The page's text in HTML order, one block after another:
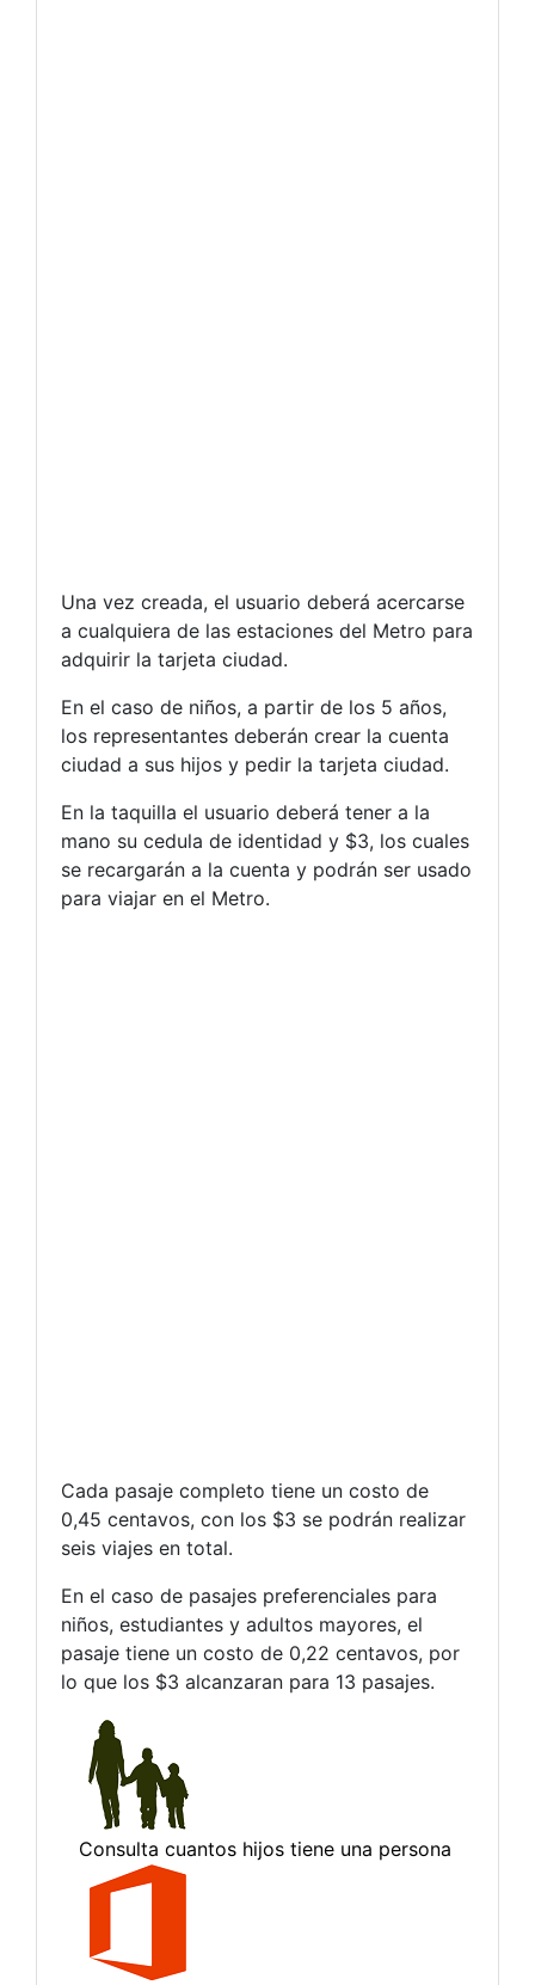
Una vez creada, el usuario deberá acercarse
a cualquiera de las estaciones del Metro para
adquirir la tarjeta ciudad.
En el caso de niños, a partir de los 5 años,
los representantes deberán crear la cuenta
ciudad a sus hijos y pedir la tarjeta ciudad.
En la taquilla el usuario deberá tener a la
mano su cedula de identidad y $3, los cuales
se recargarán a la cuenta y podrán ser usado
para viajar en el Metro.
Cada pasaje completo tiene un costo de
0,45 centavos, con los $3 se podrán realizar
seis viajes en total.
En el caso de pasajes preferenciales para
niños, estudiantes y adultos mayores, el
pasaje tiene un costo de 0,22 centavos, por
lo que los $3 alcanzaran para 13 pasajes.